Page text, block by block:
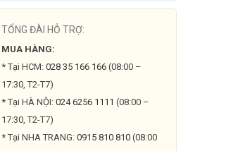
TỔNG ĐÀI HỖ TRỢ:
MUA HÀNG:
* Tại HCM: 028 35 166 166 (08:00 –
17:30, T2-T7)
* Tại HÀ NỘI: 024 6256 1111 (08:00 –
17:30, T2-T7)
* Tại NHA TRANG: 0915 810 810 (08:00